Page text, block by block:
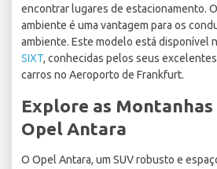
encontrar lugares de estacionamento.
ambiente é uma vantagem para os
ambiente. Este modelo está disponível
SIXT, conhecidas pelos seus
carros no Aeroporto de Frankfurt.
Explore as Montanhas
Opel Antara
O Opel Antara, um SUV robusto e